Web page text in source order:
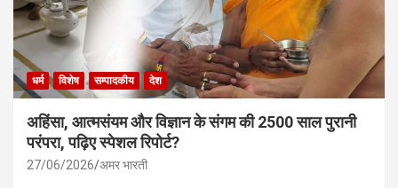
धर्म विशेष सम्पादकीय देश
अहिंसा, आत्मसंयम और विज्ञान के संगम की 2500 साल पुरानी
परंपरा, पढ़िए स्पेशल रिपोर्ट?
27/06/2026 अमर भारती